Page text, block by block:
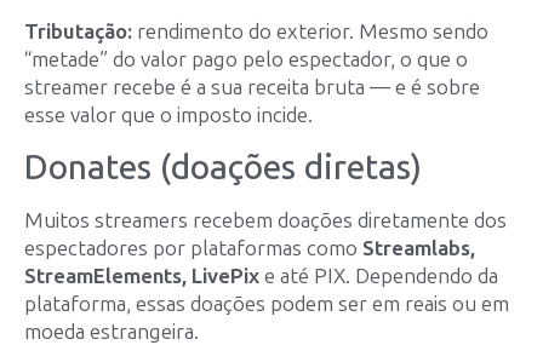
Tributação: rendimento do exterior. Mesmo sendo
“metade” do valor pago pelo espectador, o que o
streamer recebe é a sua receita bruta — e é sobre
esse valor que o imposto incide.
Donates (doações diretas)
Muitos streamers recebem doações diretamente dos
espectadores por plataformas como Streamlabs,
StreamElements, LivePix e até PIX. Dependendo da
plataforma, essas doações podem ser em reais ou em
moeda estrangeira.